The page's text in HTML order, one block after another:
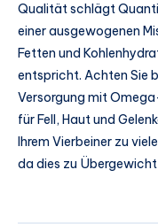
Qualität schlägt
einer ausgewogenen
Fetten und
entspricht. Achten Sie
Versorgung mit
für Fell, Haut und
Ihrem Vierbeiner zu
da dies zu Übergewicht